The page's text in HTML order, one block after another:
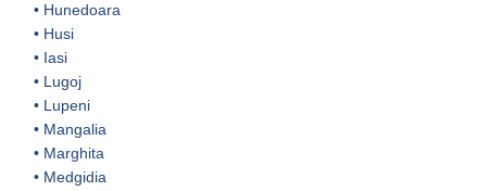
• Hunedoara
• Husi
• Iasi
• Lugoj
• Lupeni
• Mangalia
• Marghita
• Medgidia